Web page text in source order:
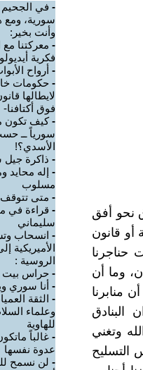
نحو أفق
أو قانون
حناجرنا
وما أن
منابرنا
البنادق
وتغني
التسليح
- في الجحيم
سورية، ومع
وأنت بخير:
- معركتنا مع
فكرية
- أرواح
- حكومات
لايطالها
فوق أكتافنا-
-كيف تكون
سورياً ــ
الأسدي؟!
- ذاكرة جيل
- إله محايد
مسلوب
- متى تتوقف
- قراءة في
سليماني
- انسحاب
الأميريكية
الروسية :
- حراس بيت
- أنا سوري
- الثقة
وعلماء
للهاوية
- غالباً
عدوة نفسها
- لن نسمح